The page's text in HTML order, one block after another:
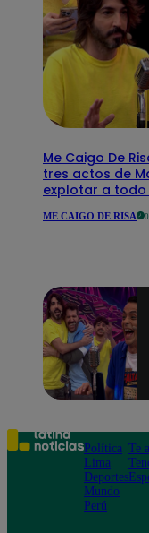
Me Caigo De
tres actos de
explotar a todo
ME CAIGO DE RISA
Política
Lima
Deportes
Mundo
Perú
Te